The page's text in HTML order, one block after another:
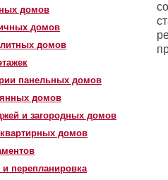
домов
домов
домов
панельных домов
домов
и загородных домов
домов
и перепланировка